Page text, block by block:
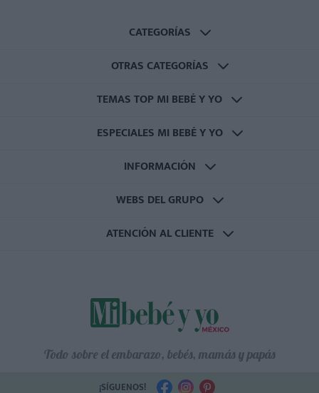
CATEGORÍAS
OTRAS CATEGORÍAS
TEMAS TOP MI BEBÉ Y YO
ESPECIALES MI BEBÉ Y YO
INFORMACIÓN
WEBS DEL GRUPO
ATENCIÓN AL CLIENTE
Todo sobre el embarazo, bebés, mamás y papás
¡SÍGUENOS!